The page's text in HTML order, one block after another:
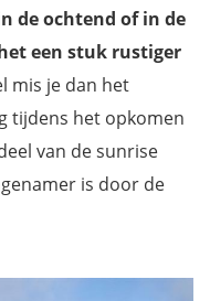
de ochtend of in de
een stuk rustiger
mis je dan het
tijdens het opkomen
van de sunrise
is door de